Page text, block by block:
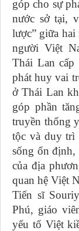
góp cho sự
nước sở tại,
lược” giữa
người Việt
Thái Lan cấp
phát huy vai
ở Thái Lan
góp phần
truyền thống
tộc và duy trì
sống ổn định,
của địa
quan hệ Việt
Tiến sĩ
Phú, giáo
yếu tố Việt